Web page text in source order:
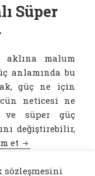
Süper
aklına malum
anlamında bu
güç ne için
neticesi ne
ve süper güç
değiştirebilir,
et Dünyanın 1
sözleşmesini